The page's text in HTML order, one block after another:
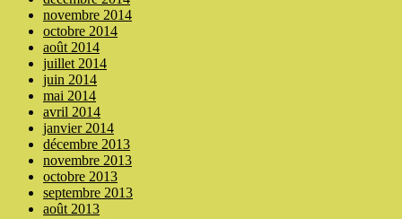
novembre 2014
octobre 2014
août 2014
juillet 2014
juin 2014
mai 2014
avril 2014
janvier 2014
décembre 2013
novembre 2013
octobre 2013
septembre 2013
août 2013